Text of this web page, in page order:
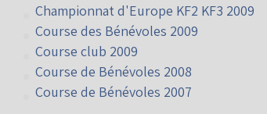
Championnat d'Europe KF2 KF3 2009
Course des Bénévoles 2009
Course club 2009
Course de Bénévoles 2008
Course de Bénévoles 2007